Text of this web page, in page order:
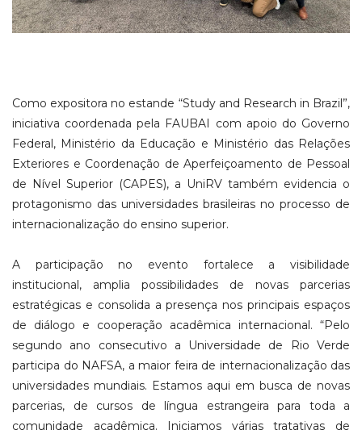
Como expositora no estande “Study and Research in Brazil”,
iniciativa coordenada pela FAUBAI com apoio do Governo
Federal, Ministério da Educação e Ministério das Relações
Exteriores e Coordenação de Aperfeiçoamento de Pessoal
de Nível Superior (CAPES), a UniRV também evidencia o
protagonismo das universidades brasileiras no processo de
internacionalização do ensino superior.
A participação no evento fortalece a visibilidade
institucional, amplia possibilidades de novas parcerias
estratégicas e consolida a presença nos principais espaços
de diálogo e cooperação acadêmica internacional. “Pelo
segundo ano consecutivo a Universidade de Rio Verde
participa do NAFSA, a maior feira de internacionalização das
universidades mundiais. Estamos aqui em busca de novas
parcerias, de cursos de língua estrangeira para toda a
comunidade acadêmica. Iniciamos várias tratativas de